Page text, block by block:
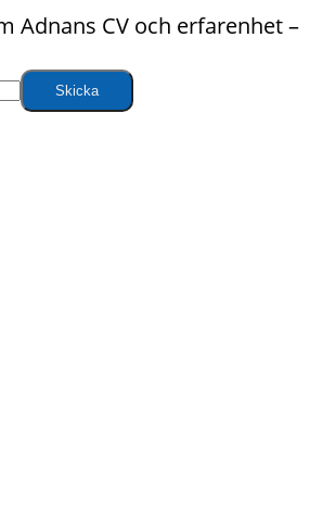
Adnans CV och erfarenhet –
Skicka